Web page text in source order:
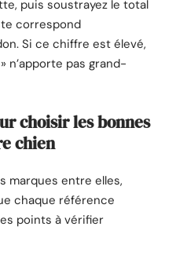
puis soustrayez le total
correspond
Si ce chiffre est élevé,
n’apporte pas grand-
choisir les bonnes
chien
marques entre elles,
chaque référence
points à vérifier